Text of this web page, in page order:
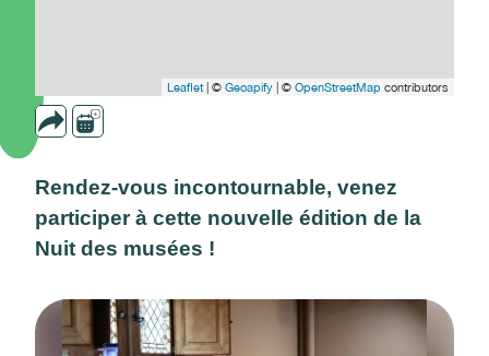
Leaflet| © Geoapify | © OpenStreetMap contributors
Rendez-vous incontournable, venez
participer à cette nouvelle édition de la
Nuit des musées !